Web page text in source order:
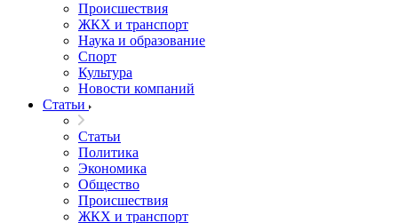
Происшествия
ЖКХ и транспорт
Наука и образование
Спорт
Культура
Новости компаний
Статьи
Статьи
Политика
Экономика
Общество
Происшествия
ЖКХ и транспорт